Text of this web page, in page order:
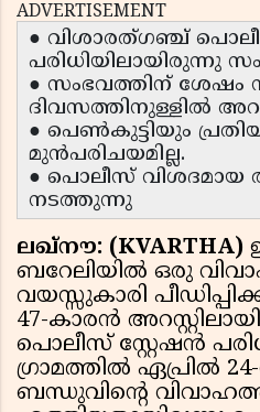
ADVERTISEMENT
● വിശാരത്ഗഞ്ച്
പരിധിയിലായിരുന്നു
● സംഭവത്തിന് ശേഷം
ദിവസത്തിനുള്ളിൽ
● പെൺകുട്ടിയും
മുൻപരിചയമില്ല.
● പൊലീസ്
നടത്തുന്നു
ലഖ്‌നൗ: (KVARTHA)
ബറേലിയിൽ ഒരു
വയസ്സുകാരി
47-കാരൻ
പൊലീസ് സ്റ്റേഷൻ
ഗ്രാമത്തിൽ ഏപ്രിൽ
ബന്ധുവിന്റെ